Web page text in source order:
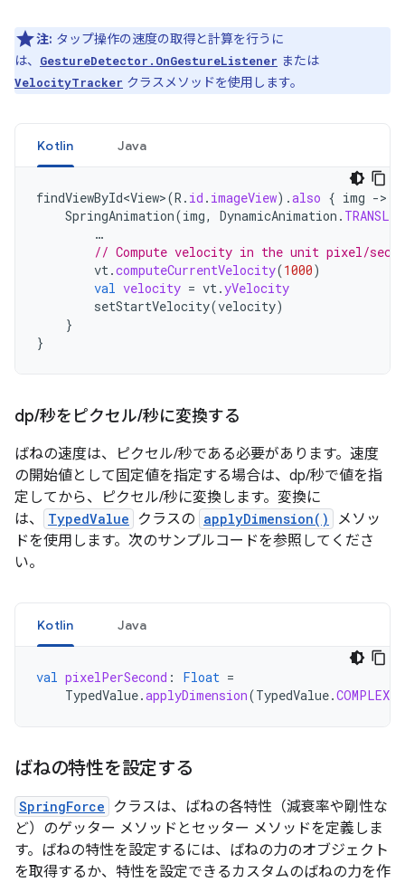
注: タップ操作の速度の取得と計算を行うに
は、
GestureDetector.OnGestureListener または
VelocityTracker クラスメソッドを使用します。
Kotlin Java
findViewById<View>(R . id . imageView).also { img -
SpringAnimation(img, DynamicAnimation .
…
// Compute velocity in the unit pixel/
vt.computeCurrentVelocity(1000)
val velocity = vt.yVelocity
setStartVelocity(velocity)
}
}
dp/秒をピクセル/秒に変換する
ばねの速度は、ピクセル/秒である必要があります。速度
の開始値として固定値を指定する場合は、dp/秒で値を指
定してから、ピクセル/秒に変換します。変換に
は、
TypedValue クラスの applyDimension()
メソッ
ドを使用します。次のサンプルコードを参照してくださ
い。
Kotlin Java
val pixelPerSecond : Float =
TypedValue.applyDimension(TypedValue.
ばねの特性を設定する
SpringForce
クラスは、ばねの各特性（減衰率や剛性な
ど）のゲッター メソッドとセッター メソッドを定義しま
す。ばねの特性を設定するには、ばねの力のオブジェクト
を取得するか、特性を設定できるカスタムのばねの力を作